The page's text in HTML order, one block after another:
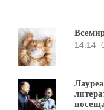
14:14